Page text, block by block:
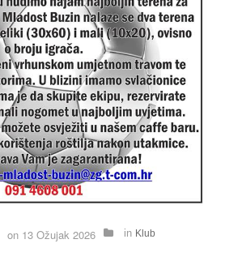
on 13 Ožujak 2026 in Klub